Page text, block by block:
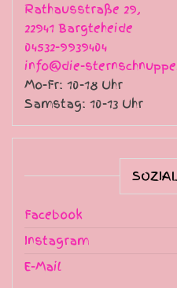
Rathausstraße 29,
22941 Bargteheide
04532-9939404
info@die-
Mo-Fr: 10-18 Uhr
Samstag: 10-13 Uhr
Facebook
Instagram
E-Mail